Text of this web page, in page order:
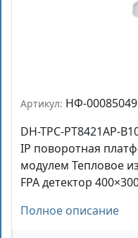
Артикул: НФ-00085049
DH-TPC-PT8421AP-
IP поворотная
модулем Тепловое
FPA детектор
Полное описание